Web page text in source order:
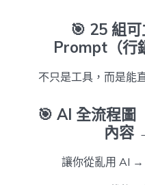
🎯 25 組
Prompt（行
不只是工具，而是能
🎯 AI 全流程圖
內容
讓你從亂用 AI →